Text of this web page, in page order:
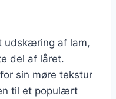
udskæring af lam,
del af låret.
sin møre tekstur
til et populært